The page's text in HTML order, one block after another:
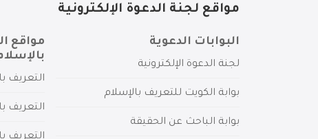
مواقع لجنة الدعوة الإلكترونية
البوابات الدعوية
لجنة الدعوة الإلكترونية
بوابة الكويت للتعريف بالإسلام
بوابة الباحث عن الحقيقة
مواقع
التعريف
التعريف